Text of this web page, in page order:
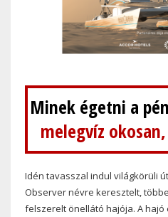
Minek égetni a
melegvíz
Idén tavasszal indul világkörüli
Observer névre keresztelt,
felszerelt önellátó hajója. A hajó